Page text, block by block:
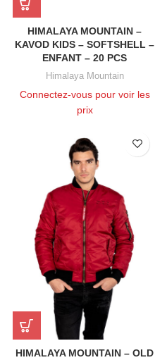
HIMALAYA MOUNTAIN –
KAVOD KIDS – SOFTSHELL –
ENFANT – 20 PCS
Himalaya Mountain
Connectez-vous pour voir les
prix
HIMALAYA MOUNTAIN – OLD